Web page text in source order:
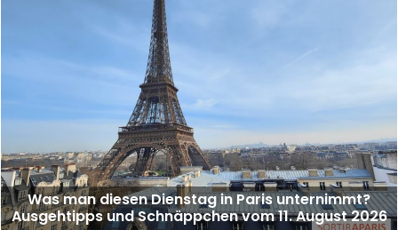
Was man diesen Dienstag in Paris unternimmt?
Ausgehtipps und Schnäppchen vom 11. August 2026